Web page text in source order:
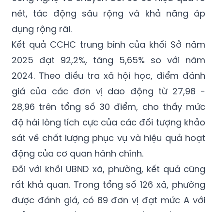
nét, tác động sâu rộng và khả năng áp
dụng rộng rãi.
Kết quả CCHC trung bình của khối Sở năm
2025 đạt 92,2%, tăng 5,65% so với năm
2024. Theo điều tra xã hội học, điểm đánh
giá của các đơn vị dao động từ 27,98 -
28,96 trên tổng số 30 điểm, cho thấy mức
độ hài lòng tích cực của các đối tượng khảo
sát về chất lượng phục vụ và hiệu quả hoạt
động của cơ quan hành chính.
Đối với khối UBND xã, phường, kết quả cũng
rất khả quan. Trong tổng số 126 xã, phường
được đánh giá, có 89 đơn vị đạt mức A với